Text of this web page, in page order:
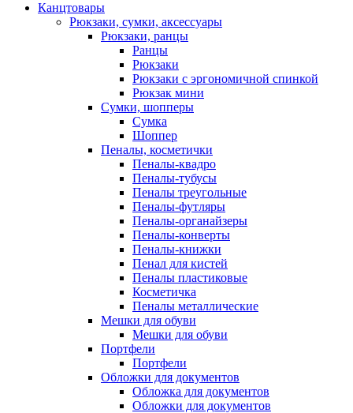
Канцтовары
Рюкзаки, сумки, аксессуары
Рюкзаки, ранцы
Ранцы
Рюкзаки
Рюкзаки с эргономичной спинкой
Рюкзак мини
Сумки, шопперы
Сумка
Шоппер
Пеналы, косметички
Пеналы-квадро
Пеналы-тубусы
Пеналы треугольные
Пеналы-футляры
Пеналы-органайзеры
Пеналы-конверты
Пеналы-книжки
Пенал для кистей
Пеналы пластиковые
Косметичка
Пеналы металлические
Мешки для обуви
Мешки для обуви
Портфели
Портфели
Обложки для документов
Обложка для документов
Обложки для документов